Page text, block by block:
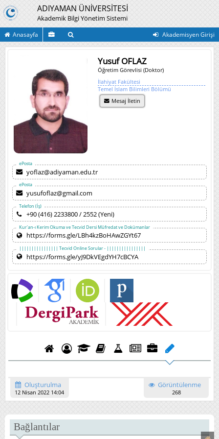
ADIYAMAN ÜNİVERSİTESİ
Akademik Bilgi Yönetim Sistemi
Anasayfa Akademisyen Girişi
Yusuf OFLAZ
Öğretim Görevlisi (Doktor)
İlahiyat Fakültesi
Temel İslam Bilimleri Bölümü
Mesaj İletin
ePosta
yoflaz@adiyaman.edu.tr
ePosta
yusufoflaz@gmail.com
Telefon (İş)
+90 (416) 2233800 / 2552 (Yeni)
Kur'an-ı Kerim Okuma ve Tecvid Dersi Müfredat ve Dokümanlar
https://forms.gle/LBh4kzBoHAwZGYt67
|||||||||||||||| Tecvid Online Sorular - ||||||||||||||||
https://forms.gle/yJ9DkVEgdYH7cBCYA
Oluşturulma
12 Nisan 2022 14:04
Görüntülenme
268
Bağlantılar